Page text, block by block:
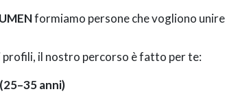
formiamo persone che vogliono unire
profili, il nostro percorso è fatto per te:
anni)